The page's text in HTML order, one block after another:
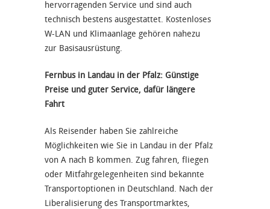
hervorragenden Service und sind auch
technisch bestens ausgestattet. Kostenloses
W-LAN und Klimaanlage gehören nahezu
zur Basisausrüstung.
Fernbus in Landau in der Pfalz: Günstige
Preise und guter Service, dafür längere
Fahrt
Als Reisender haben Sie zahlreiche
Möglichkeiten wie Sie in Landau in der Pfalz
von A nach B kommen. Zug fahren, fliegen
oder Mitfahrgelegenheiten sind bekannte
Transportoptionen in Deutschland. Nach der
Liberalisierung des Transportmarktes,